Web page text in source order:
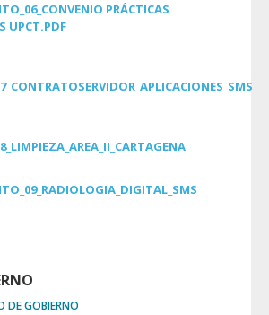
PRÁCTICAS
UPCT.PDF
DE GOBIERNO